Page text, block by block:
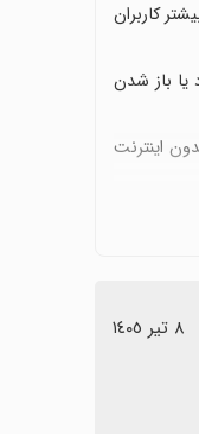
کاربران
73% یا 83%) و بعضاً عدم ورود یا باز شدن
اینترنت
٨ تیر ١٤٠٥